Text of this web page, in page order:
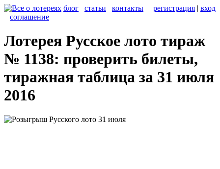
блог статьи контакты регистрация | вход
соглашение
Лотерея Русское лото тираж
№ 1138: проверить билеты,
тиражная таблица за 31 июля
2016